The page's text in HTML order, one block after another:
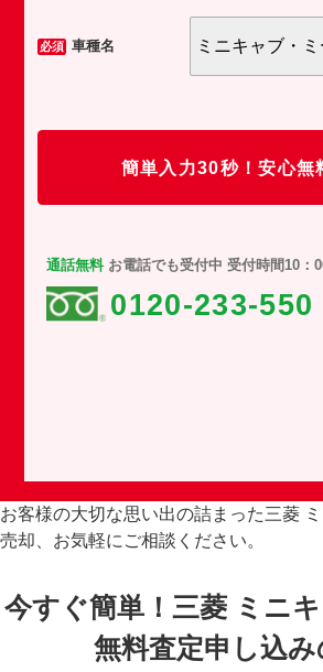
必須 車種名
簡単入力30秒！安心無
通話無料お電話でも受付中 受付時間10：
0120-233-550
お客様の大切な思い出の詰まった三菱
売却、お気軽にご相談ください。
今すぐ簡単！三菱 ミニ
無料査定申し込